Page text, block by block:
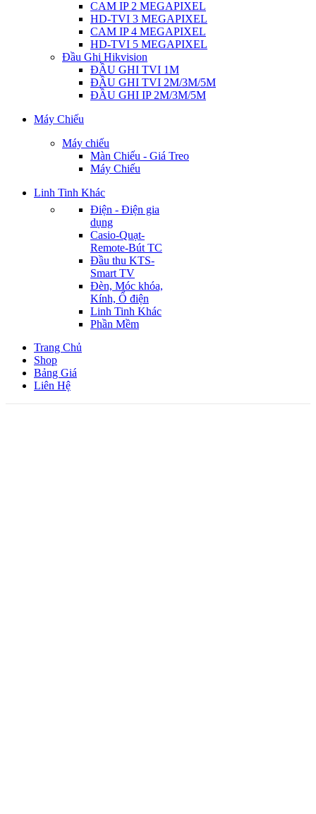
CAM IP 2 MEGAPIXEL
HD-TVI 3 MEGAPIXEL
CAM IP 4 MEGAPIXEL
HD-TVI 5 MEGAPIXEL
Đầu Ghi Hikvision
ĐẦU GHI TVI 1M
ĐẦU GHI TVI 2M/3M/5M
ĐẦU GHI IP 2M/3M/5M
Máy Chiếu
Máy chiếu
Màn Chiếu - Giá Treo
Máy Chiếu
Linh Tinh Khác
Điện - Điện gia
dụng
Casio-Quạt-
Remote-Bút TC
Đầu thu KTS-
Smart TV
Đèn, Móc khóa,
Kính, Ổ điện
Linh Tinh Khác
Phần Mềm
Trang Chủ
Shop
Bảng Giá
Liên Hệ